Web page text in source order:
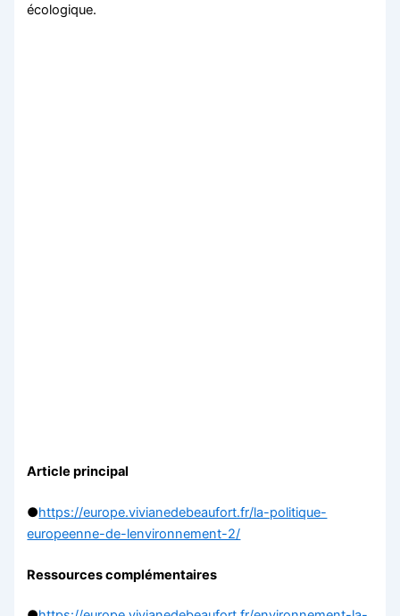
écologique.
Article principal
●https://europe.vivianedebeaufort.fr/la-politique-
europeenne-de-lenvironnement-2/
Ressources complémentaires